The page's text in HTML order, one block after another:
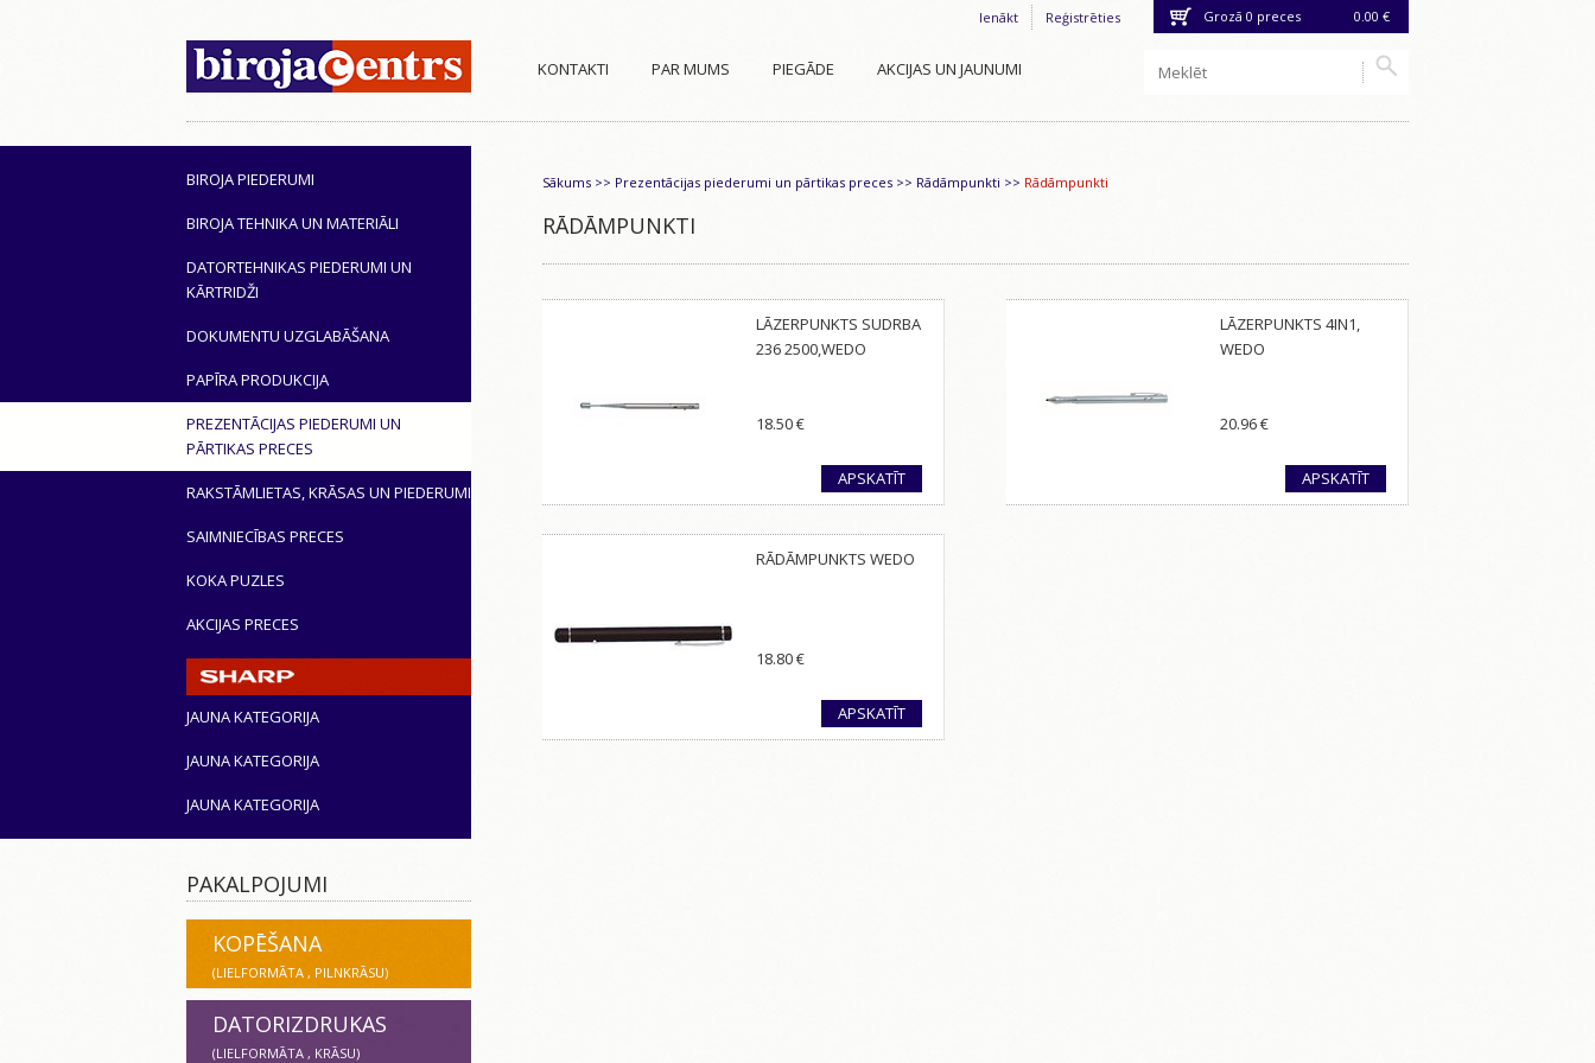
Grozā 0 preces 0.00 €
Ienākt Reģistrēties
KONTAKTI PAR MUMS PIEGĀDE AKCIJAS UN JAUNUMI
BIROJA PIEDERUMI
BIROJA TEHNIKA UN MATERIĀLI
DATORTEHNIKAS PIEDERUMI UN
KĀRTRIDŽI
DOKUMENTU UZGLABĀŠANA
PAPĪRA PRODUKCIJA
PREZENTĀCIJAS PIEDERUMI UN
PĀRTIKAS PRECES
RAKSTĀMLIETAS, KRĀSAS UN PIEDERUMI
SAIMNIECĪBAS PRECES
KOKA PUZLES
AKCIJAS PRECES
JAUNA KATEGORIJA
JAUNA KATEGORIJA
JAUNA KATEGORIJA
Sākums >> Prezentācijas piederumi un pārtikas preces >> Rādāmpunkti >> Rādāmpunkti
RĀDĀMPUNKTI
LĀZERPUNKTS SUDRBA
236 2500,WEDO
18.50€
APSKATĪT
LĀZERPUNKTS 4IN1,
WEDO
20.96€
APSKATĪT
RĀDĀMPUNKTS WEDO
18.80€
APSKATĪT
PAKALPOJUMI
KOPĒŠANA
(LIELFORMĀTA , PILNKRĀSU)
DATORIZDRUKAS
(LIELFORMĀTA , KRĀSU)